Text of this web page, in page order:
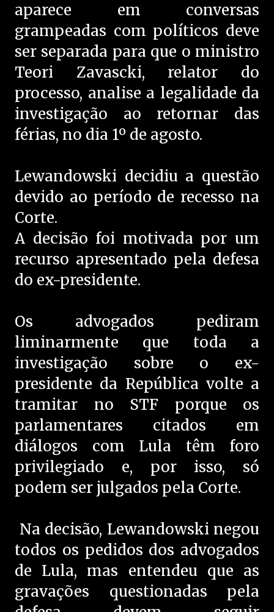
aparece em conversas
grampeadas com políticos deve
ser separada para que o ministro
Teori Zavascki, relator do
processo, analise a legalidade da
investigação ao retornar das
férias, no dia 1º de agosto.
Lewandowski decidiu a questão
devido ao período de recesso na
Corte.
A decisão foi motivada por um
recurso apresentado pela defesa
do ex-presidente.
Os advogados pediram
liminarmente que toda a
investigação sobre o ex-
presidente da República volte a
tramitar no STF porque os
parlamentares citados em
diálogos com Lula têm foro
privilegiado e, por isso, só
podem ser julgados pela Corte.
Na decisão, Lewandowski negou
todos os pedidos dos advogados
de Lula, mas entendeu que as
gravações questionadas pela